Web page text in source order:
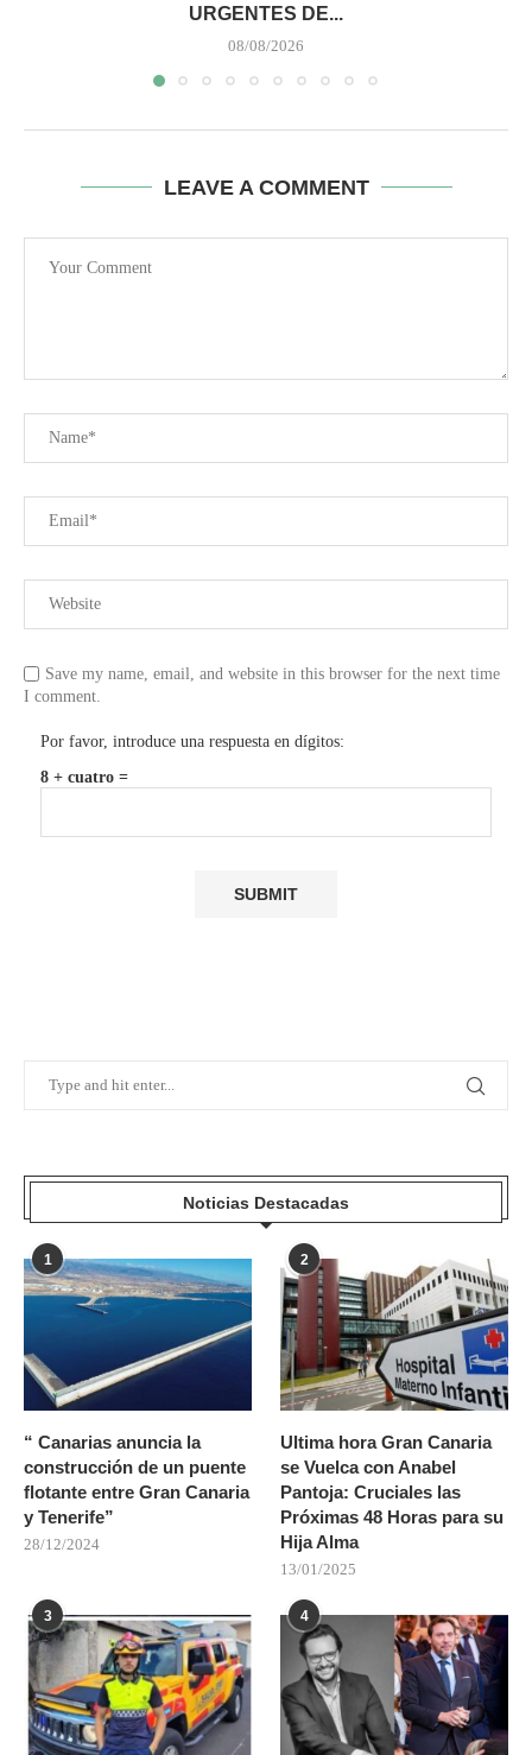
URGENTES DE...
08/08/2026
LEAVE A COMMENT
Save my name, email, and website in this browser for the next time
I comment.
Por favor, introduce una respuesta en dígitos:
8 + cuatro =
Noticias Destacadas
1
“ Canarias anuncia la
construcción de un puente
flotante entre Gran Canaria
y Tenerife”
28/12/2024
2
Ultima hora Gran Canaria
se Vuelca con Anabel
Pantoja: Cruciales las
Próximas 48 Horas para su
Hija Alma
13/01/2025
3 4